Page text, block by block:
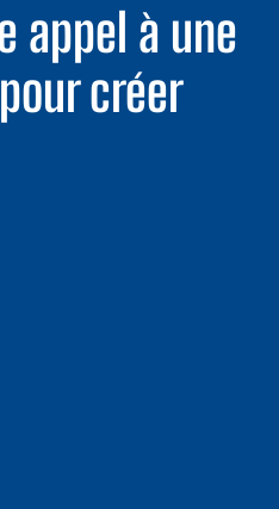
appel à une
créer